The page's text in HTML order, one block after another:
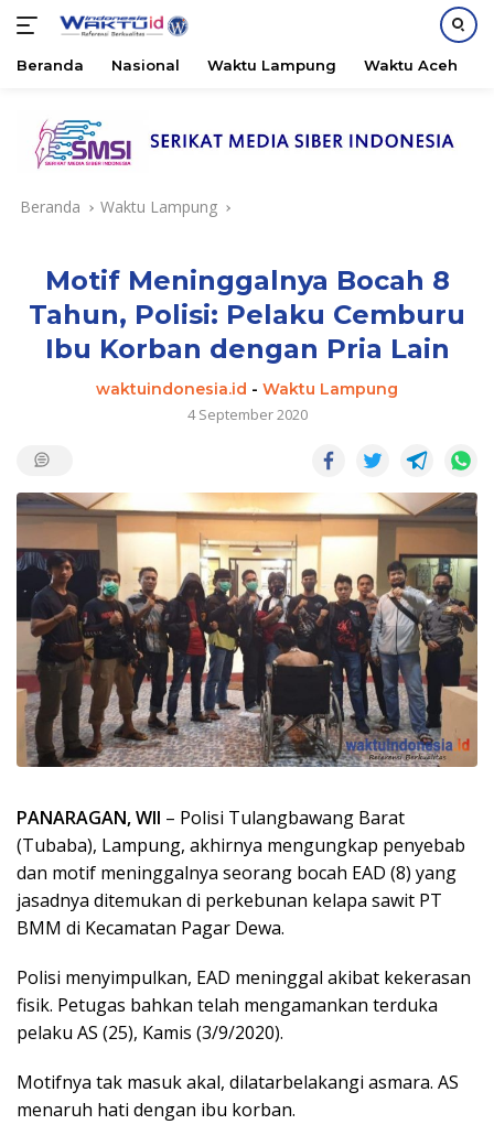
konten
Beranda Nasional Waktu Lampung Waktu Aceh
Beranda Waktu Lampung
Motif Meninggalnya Bocah 8
Tahun, Polisi: Pelaku Cemburu
Ibu Korban dengan Pria Lain
waktuindonesia.id - Waktu Lampung
4 September 2020
PANARAGAN, WII – Polisi Tulangbawang Barat
(Tubaba), Lampung, akhirnya mengungkap penyebab
dan motif meninggalnya seorang bocah EAD (8) yang
jasadnya ditemukan di perkebunan kelapa sawit PT
BMM di Kecamatan Pagar Dewa.
Polisi menyimpulkan, EAD meninggal akibat kekerasan
fisik. Petugas bahkan telah mengamankan terduka
pelaku AS (25), Kamis (3/9/2020).
Motifnya tak masuk akal, dilatarbelakangi asmara. AS
menaruh hati dengan ibu korban.